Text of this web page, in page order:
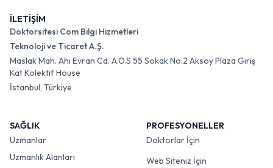
İLETİŞİM
Doktorsitesi Com Bilgi Hizmetleri
Teknoloji ve Ticaret A.Ş.
Maslak Mah. Ahi Evran Cd. A.O.S 55 Sokak No:2 Aksoy Plaza Giriş
Kat Kolektif House
İstanbul, Türkiye
SAĞLIK
Uzmanlar
Uzmanlık Alanları
PROFESYONELLER
Doktorlar İçin
Web Siteniz İçin